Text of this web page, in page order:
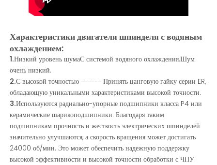
Характеристики двигателя шпинделя с водяным
охлаждением:
1.Низкий уровень шумаС системой водяного охлаждения.Шум
очень низкий.
2.С высокой точностью ------ Принять цанговую гайку серии ER,
обладающую уникальными характеристиками высокой точности.
3.Используются радиально-упорные подшипники класса P4 или
керамические шарикоподшипники. Благодаря таким
подшипникам прочность и жесткость электрических шпинделей
значительно улучшаются, а скорость вращения может достигать
24000 об/мин. Это может обеспечить надежную поддержку
высокой эффективности и высокой точности обработки с ЧПУ.